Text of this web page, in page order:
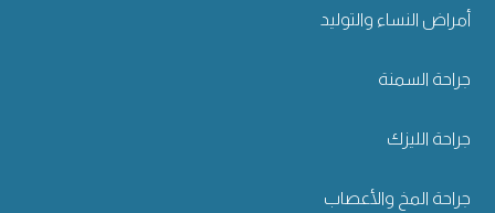
أمراض النساء والتوليد
جراحة السمنة
جراحة الليزك
جراحة المخ والأعصاب